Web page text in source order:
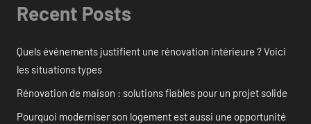
Recent Posts
Quels événements justifient une rénovation intérieure ? Voici
les situations types
Rénovation de maison : solutions fiables pour un projet solide
Pourquoi moderniser son logement est aussi une opportunité